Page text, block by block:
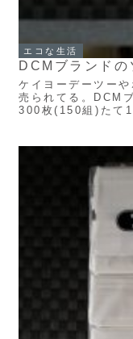
エコな生活
DCMブランドの
ケイヨーデーツー
売られてる。DCM
300枚(150組)たて
税込み217円だ。